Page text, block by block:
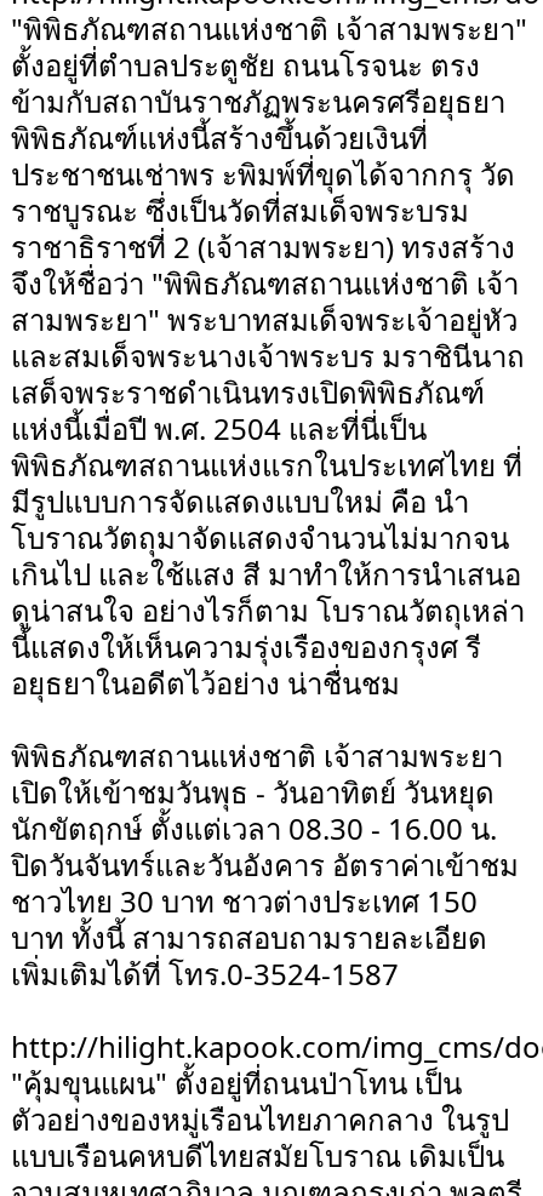
"พิพิธภัณฑสถานแห่งชาติ เจ้าสามพระยา"
ตั้งอยู่ที่ตำบลประตูชัย ถนนโรจนะ ตรง
ข้ามกับสถาบันราชภัฏพระนครศรีอยุธยา
พิพิธภัณฑ์แห่งนี้สร้างขึ้นด้วยเงินที่
ประชาชนเช่าพร ะพิมพ์ที่ขุดได้จากกรุ วัด
ราชบูรณะ ซึ่งเป็นวัดที่สมเด็จพระบรม
ราชาธิราชที่ 2 (เจ้าสามพระยา) ทรงสร้าง
จึงให้ชื่อว่า "พิพิธภัณฑสถานแห่งชาติ เจ้า
สามพระยา" พระบาทสมเด็จพระเจ้าอยู่หัว
และสมเด็จพระนางเจ้าพระบร มราชินีนาถ
เสด็จพระราชดำเนินทรงเปิดพิพิธภัณฑ์
แห่งนี้เมื่อปี พ.ศ. 2504 และที่นี่เป็น
พิพิธภัณฑสถานแห่งแรกในประเทศไทย ที่
มีรูปแบบการจัดแสดงแบบใหม่ คือ นำ
โบราณวัตถุมาจัดแสดงจำนวนไม่มากจน
เกินไป และใช้แสง สี มาทำให้การนำเสนอ
ดูน่าสนใจ อย่างไรก็ตาม โบราณวัตถุเหล่า
นี้แสดงให้เห็นความรุ่งเรืองของกรุงศ รี
อยุธยาในอดีตไว้อย่าง น่าชื่นชม
พิพิธภัณฑสถานแห่งชาติ เจ้าสามพระยา
เปิดให้เข้าชมวันพุธ - วันอาทิตย์ วันหยุด
นักขัตฤกษ์ ตั้งแต่เวลา 08.30 - 16.00 น.
ปิดวันจันทร์และวันอังคาร อัตราค่าเข้าชม
ชาวไทย 30 บาท ชาวต่างประเทศ 150
บาท ทั้งนี้ สามารถสอบถามรายละเอียด
เพิ่มเติมได้ที่ โทร.0-3524-1587
http://hilight.kapook.com/img_cms/
"คุ้มขุนแผน" ตั้งอยู่ที่ถนนป่าโทน เป็น
ตัวอย่างของหมู่เรือนไทยภาคกลาง ในรูป
แบบเรือนคหบดีไทยสมัยโบราณ เดิมเป็น